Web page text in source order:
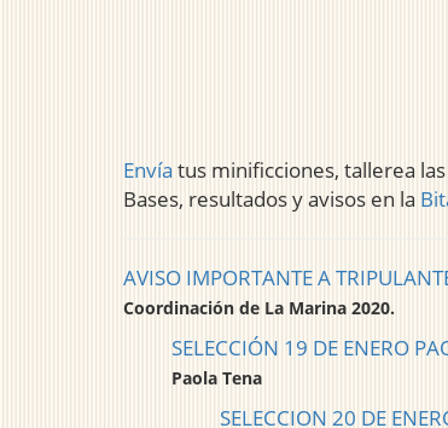
Envía tus minificciones, tallerea
Bases, resultados y avisos en la
AVISO IMPORTANTE A
Coordinación de La Marina 2020.
SELECCIÓN 19 DE ENERO
Paola Tena
SELECCION 20 DE